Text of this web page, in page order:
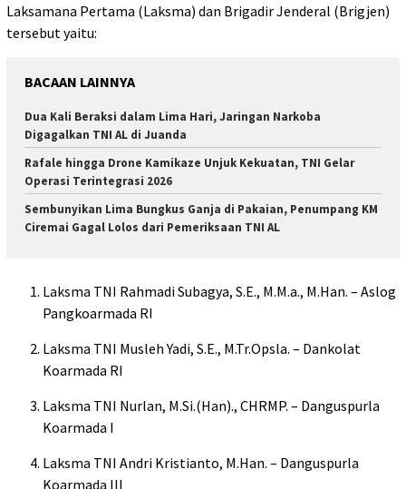
Laksamana Pertama (Laksma) dan Brigadir Jenderal (Brigjen)
tersebut yaitu:
BACAAN LAINNYA
Dua Kali Beraksi dalam Lima Hari, Jaringan Narkoba
Digagalkan TNI AL di Juanda
Rafale hingga Drone Kamikaze Unjuk Kekuatan, TNI Gelar
Operasi Terintegrasi 2026
Sembunyikan Lima Bungkus Ganja di Pakaian, Penumpang KM
Ciremai Gagal Lolos dari Pemeriksaan TNI AL
Laksma TNI Rahmadi Subagya, S.E., M.M.a., M.Han. – Aslog
Pangkoarmada RI
Laksma TNI Musleh Yadi, S.E., M.Tr.Opsla. – Dankolat
Koarmada RI
Laksma TNI Nurlan, M.Si.(Han)., CHRMP. – Danguspurla
Koarmada I
Laksma TNI Andri Kristianto, M.Han. – Danguspurla
Koarmada III